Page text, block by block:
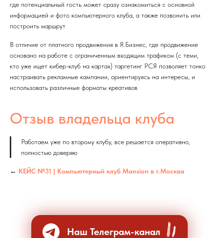
где потенциальный гость может сразу ознакомиться с основной
информацией и фото компьютерного клуба, а также позвонить или
построить маршрут
В отличие от платного продвижения в Я.Бизнес, где продвижение
основано на работе с ограниченным входящим трафиком (с теми,
кто уже ищет кибер-клуб на картах) таргетинг РСЯ позволяет тонко
настраивать рекламные кампании, ориентируясь на интересы, и
использовать различные форматы креативов
Отзыв владельца клуба
Работаем уже по второму клубу, все решается оперативно,
полностью доверяю
← КЕЙС №31 | Компьютерный клуб Mansion в г.Москва
Наш Телеграм-канал